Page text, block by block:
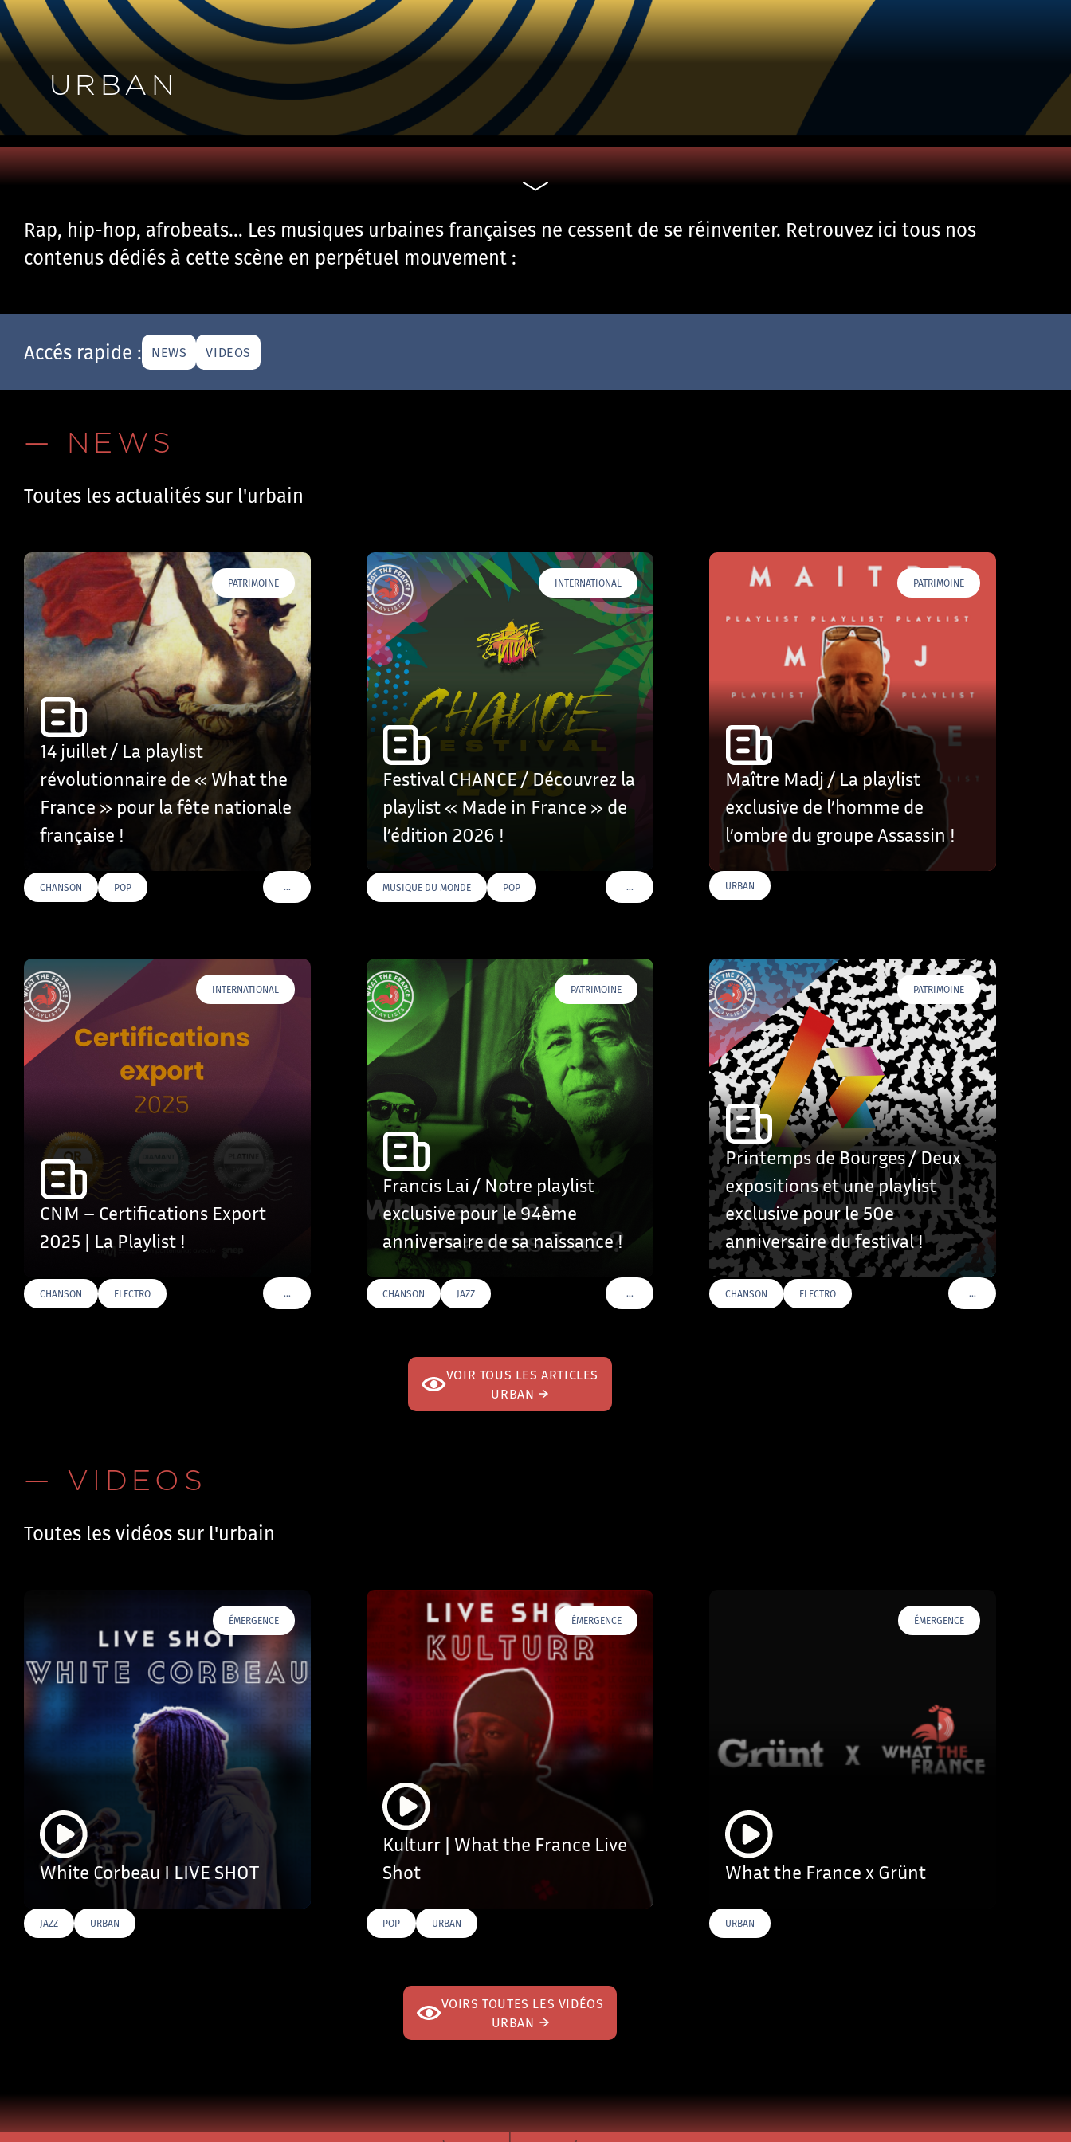
URBAN
Rap, hip-hop, afrobeats… Les musiques urbaines françaises ne cessent de se réinventer. Retrouvez ici tous nos
contenus dédiés à cette scène en perpétuel mouvement :
Accés rapide : NEWS VIDEOS
— NEWS
Toutes les actualités sur l'urbain
PATRIMOINE
14 juillet / La playlist
révolutionnaire de « What the
France » pour la fête nationale
française !
CHANSON POP …VOIR PLUS DE TAGS
INTERNATIONAL
Festival CHANCE / Découvrez la
playlist « Made in France » de
l’édition 2026 !
MUSIQUE DU MONDE POP …VOIR PLUS DE TAGS
PATRIMOINE
Maître Madj / La playlist
exclusive de l’homme de
l’ombre du groupe Assassin !
URBAN
INTERNATIONAL
CNM – Certifications Export
2025 | La Playlist !
CHANSON ELECTRO …VOIR PLUS DE TAGS
PATRIMOINE
Francis Lai / Notre playlist
exclusive pour le 94ème
anniversaire de sa naissance !
CHANSON JAZZ …VOIR PLUS DE TAGS
PATRIMOINE
Printemps de Bourges / Deux
expositions et une playlist
exclusive pour le 50e
anniversaire du festival !
CHANSON ELECTRO …VOIR PLUS DE TAGS
VOIR TOUS LES ARTICLES
URBAN
— VIDEOS
Toutes les vidéos sur l'urbain
ÉMERGENCE
White Corbeau I LIVE SHOT
JAZZ URBAN
ÉMERGENCE
Kulturr | What the France Live
Shot
POP URBAN
ÉMERGENCE
What the France x Grünt
URBAN
VOIRS TOUTES LES VIDÉOS
URBAN